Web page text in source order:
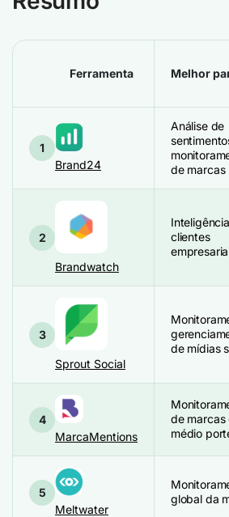
Ferramenta Melhor
1
Brand24
Análise de
de marcas
2
Brandwatch
clientes
3
Sprout Social
de mídias
4
MarcaMentions
de marcas
médio
5
Meltwater
global da